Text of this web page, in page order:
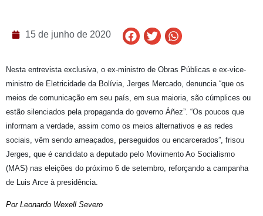
15 de junho de 2020
Nesta entrevista exclusiva, o ex-ministro de Obras Públicas e ex-vice-
ministro de Eletricidade da Bolívia, Jerges Mercado, denuncia “que os
meios de comunicação em seu país, em sua maioria, são cúmplices ou
estão silenciados pela propaganda do governo Áñez”. “Os poucos que
informam a verdade, assim como os meios alternativos e as redes
sociais, vêm sendo ameaçados, perseguidos ou encarcerados”, frisou
Jerges, que é candidato a deputado pelo Movimento Ao Socialismo
(MAS) nas eleições do próximo 6 de setembro, reforçando a campanha
de Luis Arce à presidência.
Por Leonardo Wexell Severo